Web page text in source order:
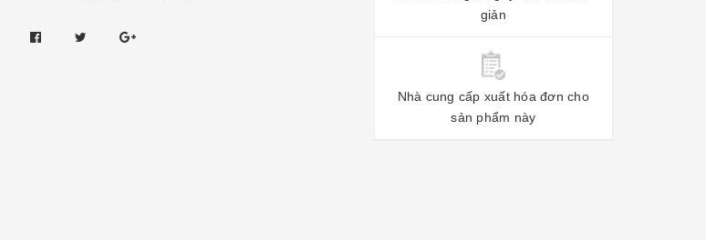
giản
Nhà cung cấp xuất hóa đơn cho
sản phẩm này